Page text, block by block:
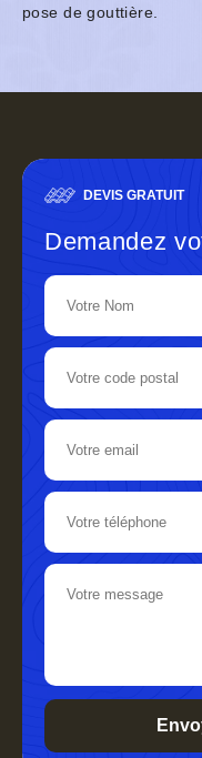
pose de gouttière.
DEVIS GRATUIT
Demandez